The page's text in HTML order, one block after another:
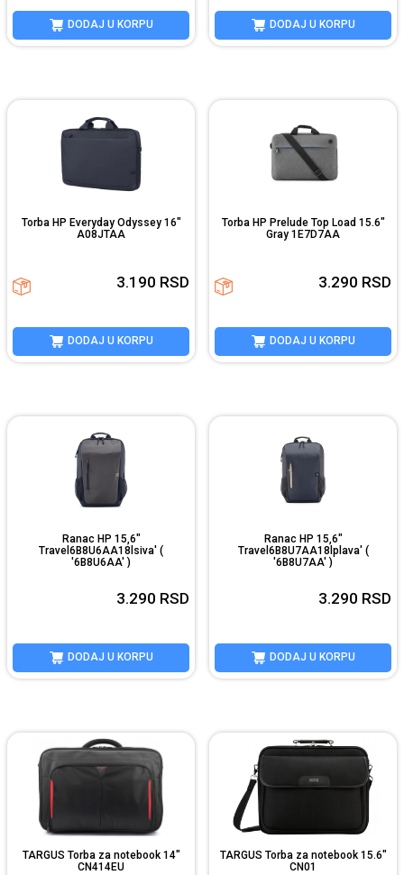
DODAJ U KORPU DODAJ U KORPU
Torba HP Everyday Odyssey 16"
A08JTAA
3.190 RSD
DODAJ U KORPU
Torba HP Prelude Top Load 15.6"
Gray 1E7D7AA
3.290 RSD
DODAJ U KORPU
Ranac HP 15,6"
Travel6B8U6AA18lsiva' (
'6B8U6AA' )
3.290 RSD
DODAJ U KORPU
Ranac HP 15,6"
Travel6B8U7AA18lplava' (
'6B8U7AA' )
3.290 RSD
DODAJ U KORPU
TARGUS Torba za notebook 14"
CN414EU
TARGUS Torba za notebook 15.6"
CN01